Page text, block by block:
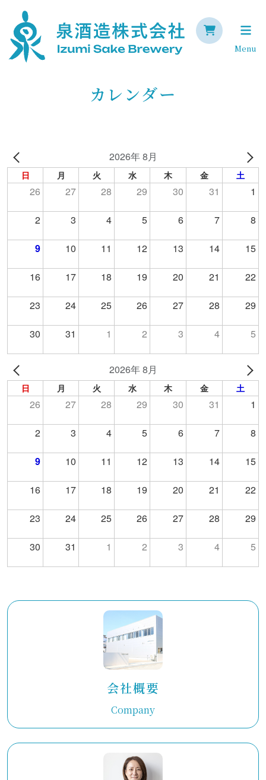
Menu
カレンダー
2026年 8月
日 月 火 水 木 金 土
26 27 28 29 30 31 1
2 3 4 5 6 7 8
9 10 11 12 13 14 15
16 17 18 19 20 21 22
23 24 25 26 27 28 29
30 31 1 2 3 4 5
2026年 8月
日 月 火 水 木 金 土
26 27 28 29 30 31 1
2 3 4 5 6 7 8
9 10 11 12 13 14 15
16 17 18 19 20 21 22
23 24 25 26 27 28 29
30 31 1 2 3 4 5
会社概要
Company